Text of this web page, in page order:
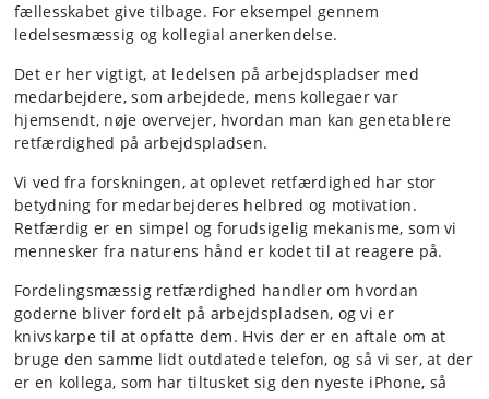
fællesskabet give tilbage. For eksempel gennem
ledelsesmæssig og kollegial anerkendelse.
Det er her vigtigt, at ledelsen på arbejdspladser med
medarbejdere, som arbejdede, mens kollegaer var
hjemsendt, nøje overvejer, hvordan man kan genetablere
retfærdighed på arbejdspladsen.
Vi ved fra forskningen, at oplevet retfærdighed har stor
betydning for medarbejderes helbred og motivation.
Retfærdig er en simpel og forudsigelig mekanisme, som vi
mennesker fra naturens hånd er kodet til at reagere på.
Fordelingsmæssig retfærdighed handler om hvordan
goderne bliver fordelt på arbejdspladsen, og vi er
knivskarpe til at opfatte dem. Hvis der er en aftale om at
bruge den samme lidt outdatede telefon, og så vi ser, at der
er en kollega, som har tiltusket sig den nyeste iPhone, så